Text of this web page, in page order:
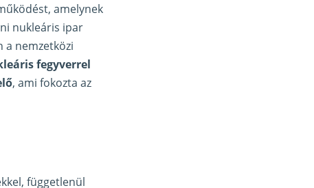
amelynek
nukleáris ipar
a nemzetközi
fegyverrel
, ami fokozta az
függetlenül